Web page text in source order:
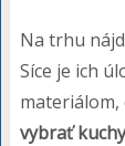
Na trhu
Síce je ich
materiálom,
vybrať